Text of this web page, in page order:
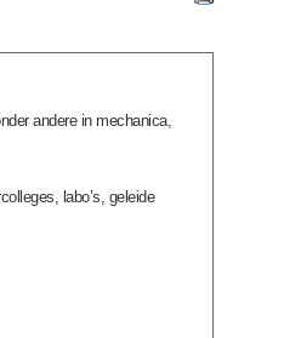
andere in mechanica,
labo’s, geleide